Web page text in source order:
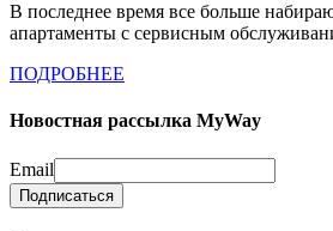
В последнее время все больше
апартаменты с сервисным
ПОДРОБНЕЕ
Новостная рассылка MyWay
Email